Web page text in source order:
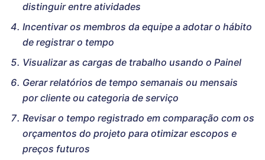
distinguir entre atividades
Incentivar os membros da equipe a adotar o hábito
de registrar o tempo
Visualizar as cargas de trabalho usando o Painel
Gerar relatórios de tempo semanais ou mensais
por cliente ou categoria de serviço
Revisar o tempo registrado em comparação com os
orçamentos do projeto para otimizar escopos e
preços futuros